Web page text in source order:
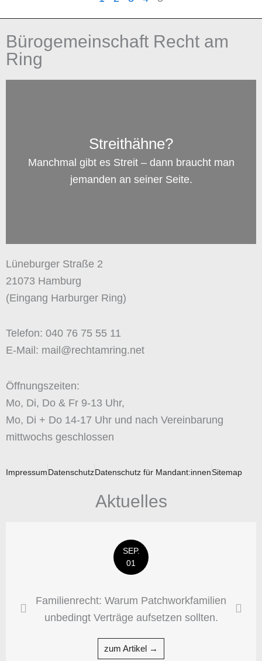
Bürogemeinschaft Recht am
Ring
Streithähne?
Manchmal gibt es Streit – dann braucht man
jemanden an seiner Seite.
Lüneburger Straße 2
21073 Hamburg
(Eingang Harburger Ring)
Telefon: 040 76 75 55 11
E-Mail: mail@rechtamring.net
Öffnungszeiten:
Mo, Di, Do & Fr 9-13 Uhr,
Mo, Di + Do 14-17 Uhr und nach Vereinbarung
mittwochs geschlossen
ImpressumDatenschutzDatenschutz für Mandant:innenSitemap
Aktuelles
SEP.
01
Familienrecht: Warum Patchworkfamilien
unbedingt Verträge aufsetzen sollten.
zum Artikel →